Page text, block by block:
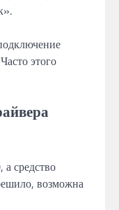
этого
средство
возможна